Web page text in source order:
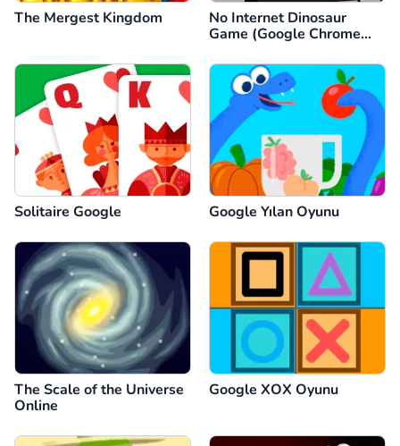
The Mergest Kingdom
No Internet Dinosaur
Game (Google Chrome
Solitaire Google Google Yılan Oyunu
The Scale of the Universe
Online
Google XOX Oyunu